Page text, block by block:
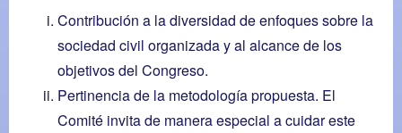
Contribución a la diversidad de enfoques sobre la
sociedad civil organizada y al alcance de los
objetivos del Congreso.
Pertinencia de la metodología propuesta. El
Comité invita de manera especial a cuidar este